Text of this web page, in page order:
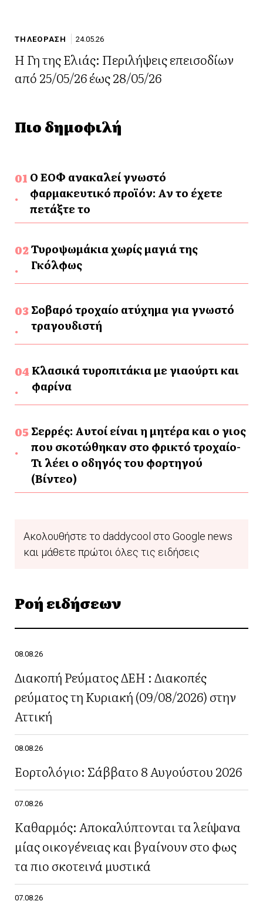
ΤΗΛΕΟΡΑΣΗ 24.05.26
Η Γη της Ελιάς: Περιλήψεις επεισοδίων
από 25/05/26 έως 28/05/26
Πιο δημοφιλή
Ο ΕΟΦ ανακαλεί γνωστό
φαρμακευτικό προϊόν: Αν το έχετε
πετάξτε το
Τυροψωμάκια χωρίς μαγιά της
Γκόλφως
Σοβαρό τροχαίο ατύχημα για γνωστό
τραγουδιστή
Κλασικά τυροπιτάκια με γιαούρτι και
φαρίνα
Σερρές: Αυτοί είναι η μητέρα και ο γιος
που σκοτώθηκαν στο φρικτό τροχαίο-
Τι λέει ο οδηγός του φορτηγού
(Βίντεο)
Ακολουθήστε το daddycool στο Google news
και μάθετε πρώτοι όλες τις ειδήσεις
Ροή ειδήσεων
08.08.26
Διακοπή Ρεύματος ΔΕΗ : Διακοπές
ρεύματος τη Κυριακή (09/08/2026) στην
Αττική
08.08.26
Εορτολόγιο: Σάββατο 8 Αυγούστου 2026
07.08.26
Καθαρμός: Αποκαλύπτονται τα λείψανα
μίας οικογένειας και βγαίνουν στο φως
τα πιο σκοτεινά μυστικά
07.08.26